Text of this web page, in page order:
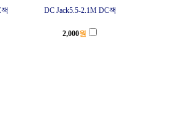
DC Jack5.5-2.1M DC잭
2,000원